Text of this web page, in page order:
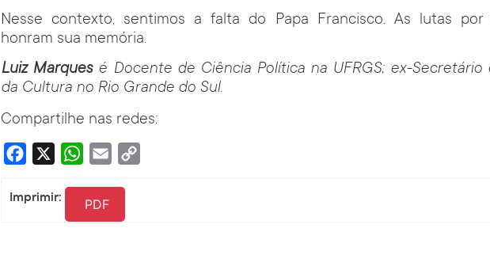
Nesse contexto, sentimos a falta do Papa Francisco. As lutas por
honram sua memória.
Luiz Marques é Docente de Ciência Política na UFRGS; ex-Secretário
da Cultura no Rio Grande do Sul.
Compartilhe nas redes:
Facebook WhatsApp
Email
Imprimir: PDF